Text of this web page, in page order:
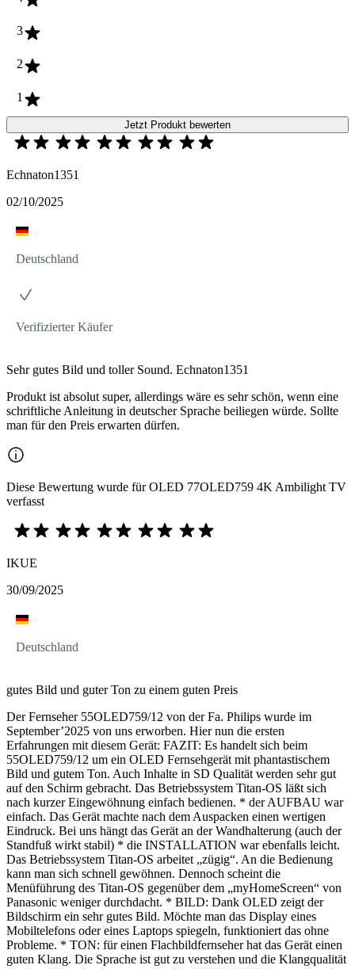
3
2
1
Jetzt Produkt bewerten
Echnaton1351
02/10/2025
Deutschland
Verifizierter Käufer
Sehr gutes Bild und toller Sound. Echnaton1351
Produkt ist absolut super, allerdings wäre es sehr schön, wenn eine
schriftliche Anleitung in deutscher Sprache beiliegen würde. Sollte
man für den Preis erwarten dürfen.
Diese Bewertung wurde für OLED 77OLED759 4K Ambilight TV
verfasst
IKUE
30/09/2025
Deutschland
gutes Bild und guter Ton zu einem guten Preis
Der Fernseher 55OLED759/12 von der Fa. Philips wurde im
September’2025 von uns erworben. Hier nun die ersten
Erfahrungen mit diesem Gerät: FAZIT: Es handelt sich beim
55OLED759/12 um ein OLED Fernsehgerät mit phantastischem
Bild und gutem Ton. Auch Inhalte in SD Qualität werden sehr gut
auf den Schirm gebracht. Das Betriebssystem Titan-OS läßt sich
nach kurzer Eingewöhnung einfach bedienen. * der AUFBAU war
einfach. Das Gerät machte nach dem Auspacken einen wertigen
Eindruck. Bei uns hängt das Gerät an der Wandhalterung (auch der
Standfuß wirkt stabil) * die INSTALLATION war ebenfalls leicht.
Das Betriebssystem Titan-OS arbeitet „zügig“. An die Bedienung
kann man sich schnell gewöhnen. Dennoch scheint die
Menüführung des Titan-OS gegenüber dem „myHomeScreen“ von
Panasonic weniger durchdacht. * BILD: Dank OLED zeigt der
Bildschirm ein sehr gutes Bild. Möchte man das Display eines
Mobiltelefons oder eines Laptops spiegeln, funktioniert das ohne
Probleme. * TON: für einen Flachbildfernseher hat das Gerät einen
guten Klang. Die Sprache ist gut zu verstehen und die Klangqualität